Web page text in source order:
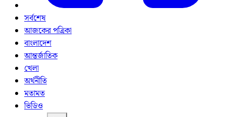
সর্বশেষ
আজকের পত্রিকা
বাংলাদেশ
আন্তর্জাতিক
খেলা
অর্থনীতি
মতামত
ভিডিও